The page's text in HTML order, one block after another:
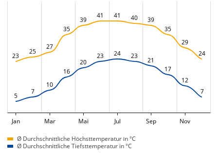
23
25
27
35
39
41 41 40
39
35
29
24
5
7
10
16
20
23 24 23
21
17
12
7
Jan Mar Mai Jul Sep Nov
Ø Durchschnittliche Höchsttemperatur in °C
Ø Durchschnittliche Tiefsttemperatur in °C